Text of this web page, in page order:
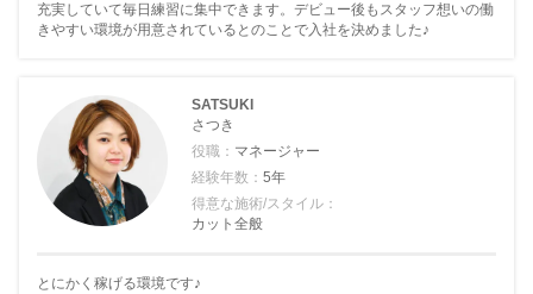
充実していて毎日練習に集中できます。デビュー後もスタッフ想いの働
きやすい環境が用意されているとのことで入社を決めました♪
SATSUKI
さつき
役職： マネージャー
経験年数： 5年
得意な施術/スタイル：
カット全般
とにかく稼げる環境です♪